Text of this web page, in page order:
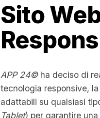
Sito
APP 24©ha deciso di
tecnologia responsive,
adattabili su qualsiasi
Tablet) per garantire